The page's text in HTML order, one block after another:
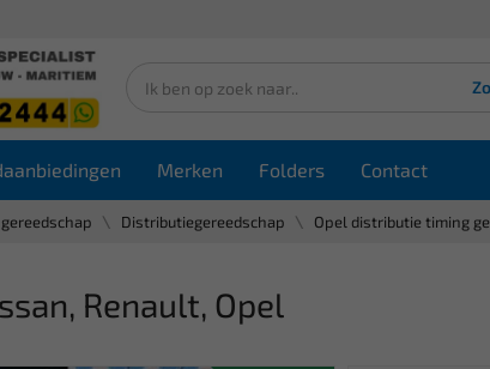
Merken Folders Contact
Distributiegereedschap Opel distributie timing
Renault, Opel